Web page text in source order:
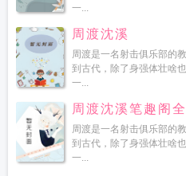
一...
周渡沈溪
周渡是一名射击俱乐部的
到古代，除了身强体壮啥
一...
周渡沈溪笔趣阁
周渡是一名射击俱乐部的
到古代，除了身强体壮啥
一...